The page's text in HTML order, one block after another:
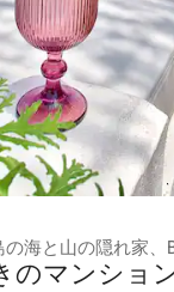
海と山の隠れ家、
のマンショ